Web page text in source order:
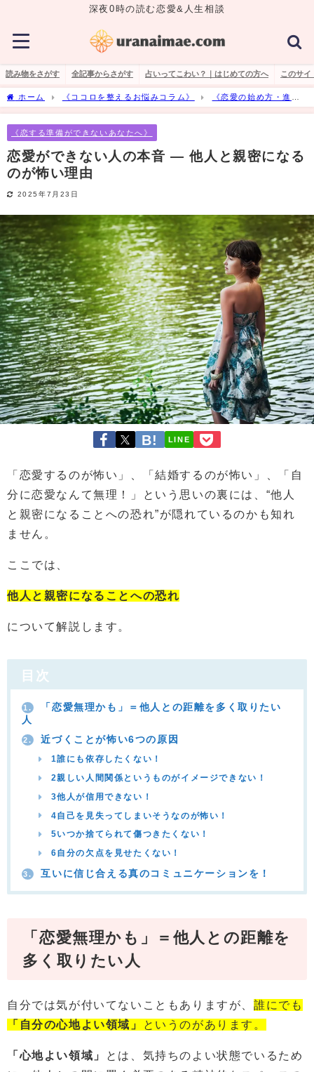
深夜0時の読む恋愛&人生相談
読み物をさがす 全記事からさがす 占いってこわい？｜はじめての方へ このサイ
ホーム 《ココロを整えるお悩みコラム》
《恋愛の始め方・進め
方の悩み》
《恋する準備ができないあなたへ》
恋愛ができない人の
《恋する準備ができないあなたへ》
恋愛ができない人の本音 ― 他人と親密になる
のが怖い理由
2025年7月23日
LINE
「恋愛するのが怖い」、「結婚するのが怖い」、「自
分に恋愛なんて無理！」という思いの裏には、“他人
と親密になることへの恐れ”が隠れているのかも知れ
ません。
ここでは、
他人と親密になることへの恐れ
について解説します。
目次
1.
「恋愛無理かも」＝他人との距離を多く取りたい
人
2. 近づくことが怖い6つの原因
1誰にも依存したくない！
2親しい人間関係というものがイメージできない！
3他人が信用できない！
4自己を見失ってしまいそうなのが怖い！
5いつか捨てられて傷つきたくない！
6自分の欠点を見せたくない！
3. 互いに信じ合える真のコミュニケーションを！
「恋愛無理かも」＝他人との距離を
多く取りたい人
自分では気が付いてないこともありますが、誰にでも
「自分の心地よい領域」
というのがあります。
「心地よい領域」
とは、気持ちのよい状態でいるため